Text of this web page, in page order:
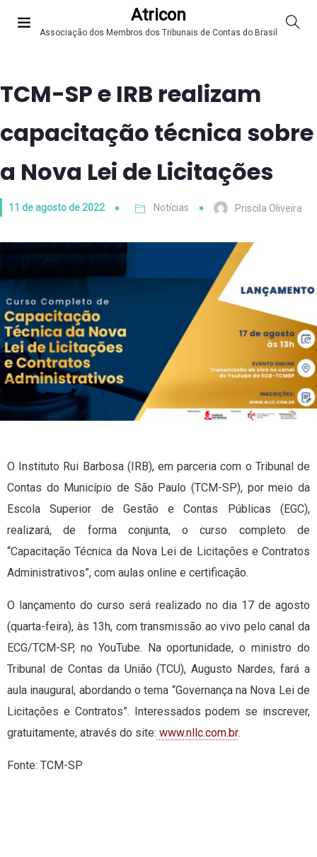
Atricon
Associação dos Membros dos Tribunais de Contas do Brasil
TCM-SP e IRB realizam
capacitação técnica sobre
a Nova Lei de Licitações
11 de agosto de 2022 Notícias Priscila Oliveira
O Instituto Rui Barbosa (IRB), em parceria com o Tribunal de
Contas do Município de São Paulo (TCM-SP), por meio da
Escola Superior de Gestão e Contas Públicas (EGC),
realizará, de forma conjunta, o curso completo de
“Capacitação Técnica da Nova Lei de Licitações e Contratos
Administrativos”, com aulas online e certificação.
O lançamento do curso será realizado no dia 17 de agosto
(quarta-feira), às 13h, com transmissão ao vivo pelo canal da
ECG/TCM-SP, no YouTube. Na oportunidade, o ministro do
Tribunal de Contas da União (TCU), Augusto Nardes, fará a
aula inaugural, abordando o tema “Governança na Nova Lei de
Licitações e Contratos”. Interessados podem se inscrever,
gratuitamente, através do site: www.nllc.com.br.
Fonte: TCM-SP